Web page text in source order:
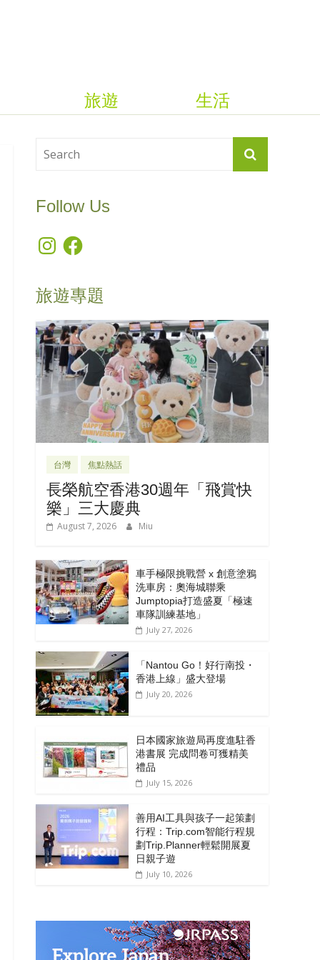
生活
旅遊
Follow Us
InstagramFacebook
旅遊專題
台灣 焦點熱話
長榮航空香港30週年「飛賞快
樂」三大慶典
August 7, 2026 Miu
車手極限挑戰營 x 創意塗鴉
洗車房：奧海城聯乘
Jumptopia打造盛夏「極速
車隊訓練基地」
July 27, 2026
「Nantou Go！好行南投・
香港上線」盛大登場
July 20, 2026
日本國家旅遊局再度進駐香
港書展 完成問卷可獲精美
禮品
July 15, 2026
善用AI工具與孩子一起策劃
行程：Trip.com智能行程規
劃Trip.Planner輕鬆開展夏
日親子遊
July 10, 2026